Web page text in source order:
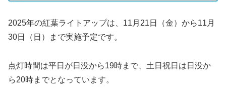
2025年の紅葉ライトアップは、11月21日（金）から11月
30日（日）まで実施予定です。
点灯時間は平日が日没から19時まで、土日祝日は日没か
ら20時までとなっています。